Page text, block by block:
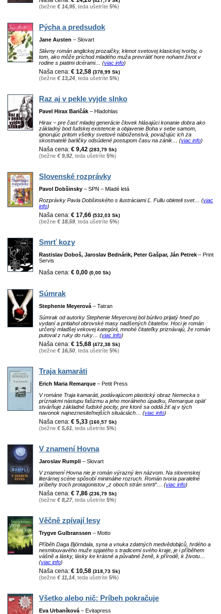
(bežne € 14,95, teda ušetríte 5%)
Pýcha a predsudok
Jane Austen – Slovart
Slávny román anglickej prozaičky, klenot svetovej klasickej tvorby, o
tom, ako môže príchod mladého muža prevrátiť hore nohami život v
rodine s piatimi dcérami… (viac info)
Naša cena: € 12,58 (378,99 Sk)
(bežne € 13,24 , teda ušetríte 5%)
Raz aj v pekle vyjde slnko
Pavel Hirax Baričák – Hladohlas
Hirax – pre časť mladej generácie človek hlásajúci konanie dobra ako
základný bod ľudskej existencie a objavenie Boha v sebe samom,
ignorujúc pritom všetky svetové náboženstvá, považujúc ich za
skostnatelé barličky odsúdené postupom času na zánik… (viac info)
Naša cena: € 9,42 (283,79 Sk)
(bežne € 9,92 , teda ušetríte 5%)
Slovenské rozprávky
Pavol Dobšinsky – SPN – Mladé letá
Rozprávky Pavla Dobšinského s ilustráciami Ľ. Fullu obleteli svet… (viac
info)
Naša cena: € 17,66 (532,03 Sk)
(bežne € 18,59 , teda ušetríte 5%)
Smrť kozy
Rastislav Doboš, Jaroslav Bednárik, Peter Gašpar, Ján Petrek – Print
Servis
Naša cena: € 0,00 (0,00 Sk)
Súmrak
Stephenie Meyerová – Tatran
Súmrak od autorky Stephenie Meyerovej bol búrlivo prijatý hneď po
vydaní a pritiahol obrovské masy nadšených čitateľov. Hoci je román
určený mladšej vekovej kategórii, mnohé čitateľky priznávajú, že román
putoval z ruky do ruky… (viac info)
Naša cena: € 15,68 (472,38 Sk)
(bežne € 16,50 , teda ušetríte 5%)
Traja kamaráti
Erich Maria Remarque – Petit Press
V románe Traja kamaráti, podávajúcom plastický obraz Nemecka s
príznakmi nástupu fašizmu a jeho morálneho úpadku, Remarque opäť
stvárňuje základné ľudské pocity, pre ktoré sa oddá žiť aj v tých
navonok najneznesiteľnejších situáciách… (viac info)
Naša cena: € 5,33 (160,57 Sk)
(bežne € 5,61 , teda ušetríte 5%)
V znamení Hovna
Jaroslav Rumpli – Slovart
V znamení Hovna nie je román výrazný len názvom. Na slovenskej
literárnej scéne spôsobí minimálne rozruch. Román tvoria paralelné
príbehy troch protagonistov „z oboch strán smrti“… (viac info)
Naša cena: € 7,86 (236,79 Sk)
(bežne € 8,27, teda ušetríte 5%)
Věčně zpívají lesy
Trygve Gulbranssen – Motto
Příběh Daga Björndala, syna a vnuka zdatných medvědobijců, hrdého a
nesmlouvavého muže spjatého s tradicemi svého kraje, je i příběhem
vášně a lásky, lásky ke krásné a půvabné ženě, k přírodě, k životu…
(viac info)
Naša cena: € 10,58 (318,73 Sk)
(bežne € 11,14 , teda ušetríte 5%)
Všetko alebo nič: Príbeh pokračuje
Eva Urbaníková – Evitapress